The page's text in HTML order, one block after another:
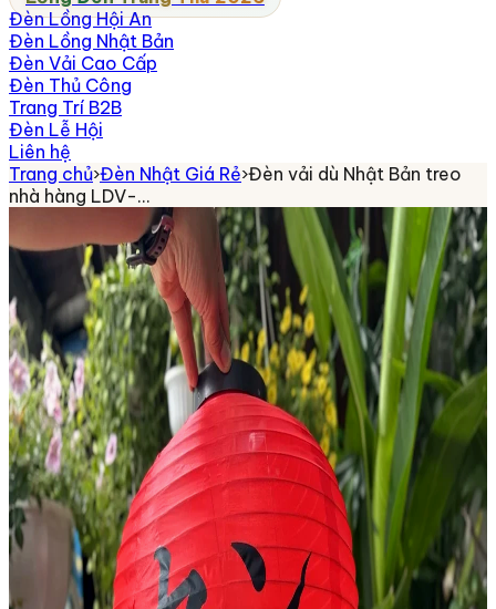
Đèn Lồng Hội An
Đèn Lồng Nhật Bản
Đèn Vải Cao Cấp
Đèn Thủ Công
Trang Trí B2B
Đèn Lễ Hội
Liên hệ
Trang chủ›Đèn Nhật Giá Rẻ›Đèn vải dù Nhật Bản treo
nhà hàng LDV-…